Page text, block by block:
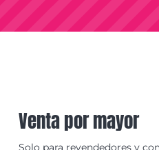
Venta por mayor
Solo para revendedores y